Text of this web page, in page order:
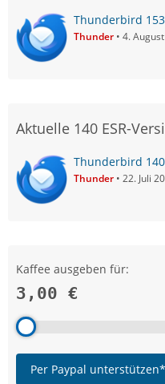
operating system, you
forever.
Thunderbird
Thunder 4.
Aktuelle 140 ESR-
Thunderbird
Thunder 22. Juli
Kaffee ausgeben für:
3,00 €
Per Paypal unterstützen*